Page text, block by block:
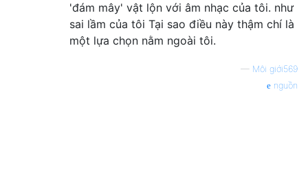
'đám mây' vật lộn với âm nhạc của tôi. như
sai lầm của tôi Tại sao điều này thậm chí là
một lựa chọn nằm ngoài tôi.
— Môi giới569
nguồn